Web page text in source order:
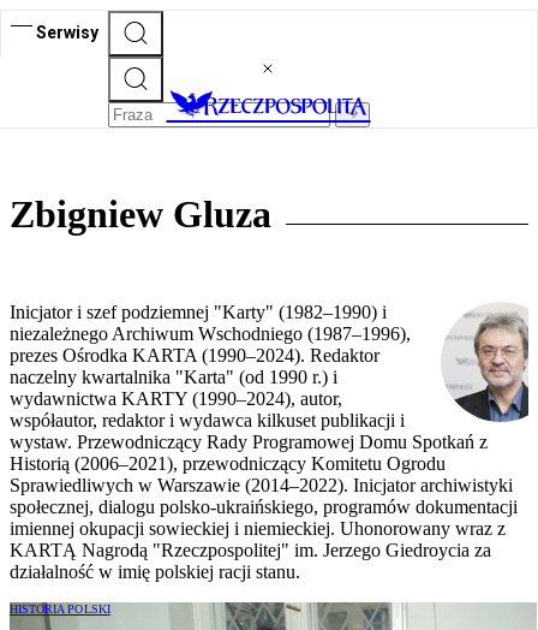
Serwisy
Zbigniew Gluza
Inicjator i szef podziemnej "Karty" (1982–1990) i
niezależnego Archiwum Wschodniego (1987–1996),
prezes Ośrodka KARTA (1990–2024). Redaktor
naczelny kwartalnika "Karta" (od 1990 r.) i
wydawnictwa KARTY (1990–2024), autor,
współautor, redaktor i wydawca kilkuset publikacji i
wystaw. Przewodniczący Rady Programowej Domu Spotkań z
Historią (2006–2021), przewodniczący Komitetu Ogrodu
Sprawiedliwych w Warszawie (2014–2022). Inicjator archiwistyki
społecznej, dialogu polsko-ukraińskiego, programów dokumentacji
imiennej okupacji sowieckiej i niemieckiej. Uhonorowany wraz z
KARTĄ Nagrodą "Rzeczpospolitej" im. Jerzego Giedroycia za
działalność w imię polskiej racji stanu.
HISTORIA POLSKI